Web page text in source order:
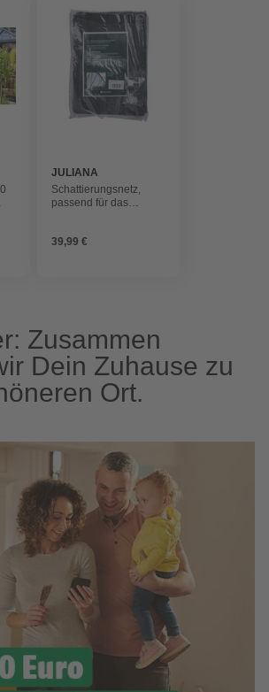
JULIANA
Schattierungsnetz,
passend für das
39,99 €
Zusammen
Dein Zuhause zu
Ort.